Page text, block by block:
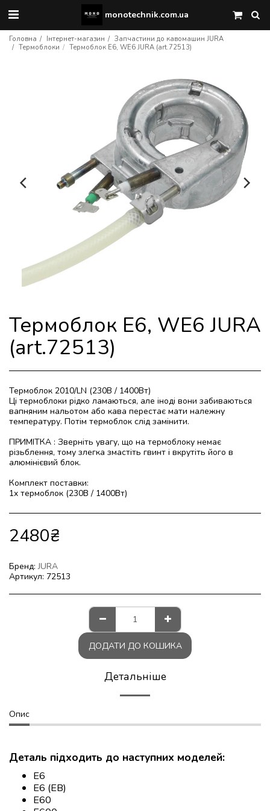
monotechnik.com.ua
Головна Інтернет-магазин
Запчастини до кавомашин JURA
Термоблоки
Термоблок E6, WE6 JURA (art.72513)
Термоблок E6, WE6 JURA
(art.72513)
Термоблок 2010/LN (230В / 1400Вт)
Ці термоблоки рідко ламаються, але іноді вони забиваються
вапняним нальотом або кава перестає мати належну
температуру. Потім термоблок слід замінити.
ПРИМІТКА : Зверніть увагу, що на термоблоку немає
різьблення, тому злегка змастіть гвинт і вкрутіть його в
алюмінієвий блок.
Комплект поставки:
1x термоблок (230В / 1400Вт)
2480₴
Бренд: JURA
Артикул: 72513
ДОДАТИ ДО КОШИКА
Детальніше
Опис
Деталь підходить до наступних моделей:
E6
E6 (EB)
E60